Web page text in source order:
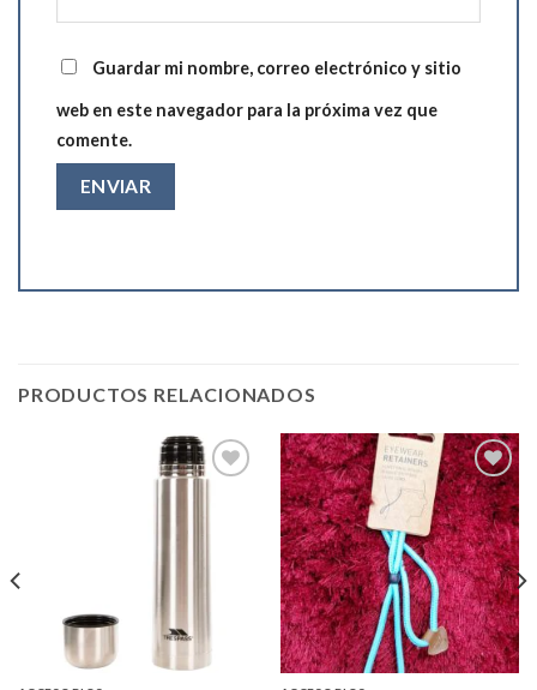
Guardar mi nombre, correo electrónico y sitio
web en este navegador para la próxima vez que
comente.
PRODUCTOS RELACIONADOS
Add to
wishlist